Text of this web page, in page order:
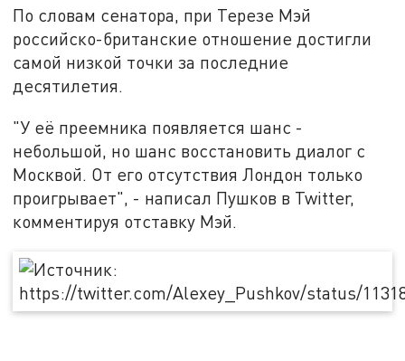
По словам сенатора, при Терезе Мэй
российско-британские отношение достигли
самой низкой точки за последние
десятилетия.
"У её преемника появляется шанс -
небольшой, но шанс восстановить диалог с
Москвой. От его отсутствия Лондон только
проигрывает", - написал Пушков в Twitter,
комментируя отставку Мэй.